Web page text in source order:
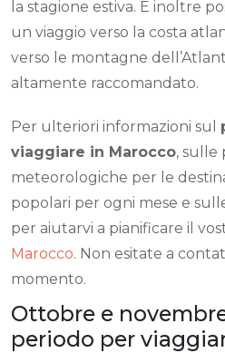
la stagione estiva. È inoltre
un viaggio verso la costa
verso le montagne
altamente raccomandato.
Per ulteriori informazioni sul
viaggiare in Marocco, sulle
meteorologiche per le
popolari per ogni mese e
per aiutarvi a pianificare il
Marocco. Non esitate a
momento.
Ottobre e
periodo per